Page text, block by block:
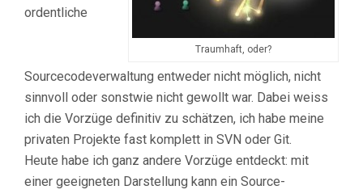
Traumhaft, oder?
ordentliche
Sourcecodeverwaltung entweder nicht möglich, nicht
sinnvoll oder sonstwie nicht gewollt war. Dabei weiss
ich die Vorzüge definitiv zu schätzen, ich habe meine
privaten Projekte fast komplett in SVN oder Git.
Heute habe ich ganz andere Vorzüge entdeckt: mit
einer geeigneten Darstellung kann ein Source-